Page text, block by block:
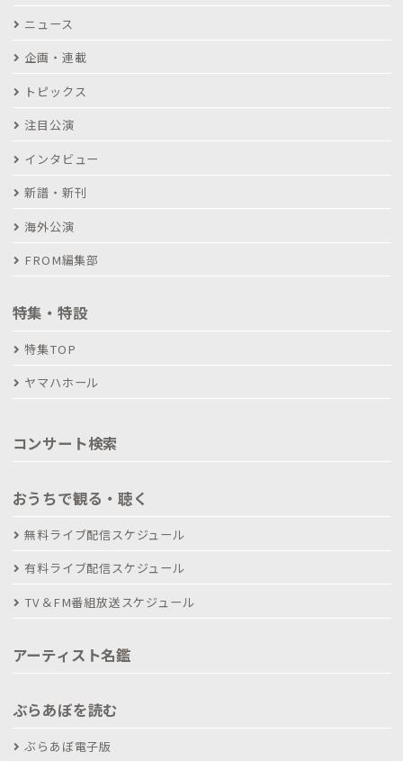
ニュース
企画・連載
トピックス
注目公演
インタビュー
新譜・新刊
海外公演
FROM編集部
特集・特設
特集TOP
ヤマハホール
コンサート検索
おうちで観る・聴く
無料ライブ配信スケジュール
有料ライブ配信スケジュール
TV＆FM番組放送スケジュール
アーティスト名鑑
ぶらあぼを読む
ぶらあぼ電子版